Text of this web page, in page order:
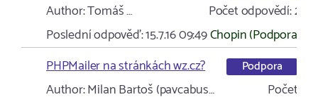
Author:Tomáš … Počet odpovědí:2
Poslední odpověď:15.7.16 09:49Chopin (Podpora)
PHPMailer na stránkách wz.cz?
Podpora
Author:Milan Bartoš (pavcabus…
Počet